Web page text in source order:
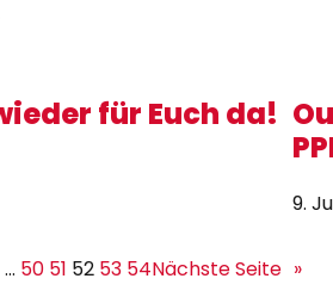
für Euch da!
9.
… 50 51 52 53 54Nächste Seite »